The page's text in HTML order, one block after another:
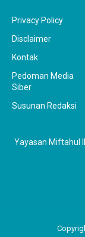
Privacy Policy
Disclaimer
Kontak
Pedoman Media
Siber
Susunan Redaksi
Yayasan Miftahul